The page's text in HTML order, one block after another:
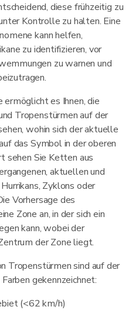
diese frühzeitig zu
Kontrolle zu halten. Eine
kann helfen,
zu identifizieren, vor
zu warnen und
ermöglicht es Ihnen, die
Tropenstürmen auf der
wohin sich der aktuelle
das Symbol in der oberen
sehen Sie Ketten aus
aktuellen und
Zyklons oder
Vorhersage des
Zone an, in der sich ein
kann, wobei der
der Zone liegt.
Tropenstürmen sind auf der
gekennzeichnet:
(<62 km/h)